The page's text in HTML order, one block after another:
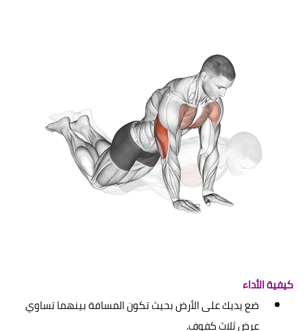
كيفية الأداء
ضع يديك على الأرض بحيث تكون المسافة بينهما تساوي
عرض ثلاث كفوف.